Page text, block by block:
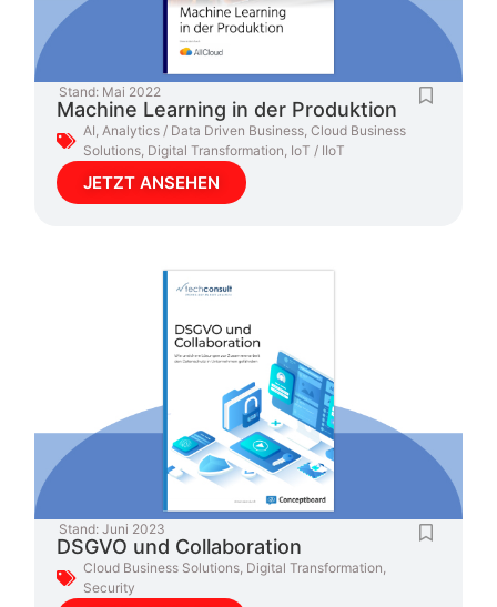
Stand: Mai 2022
Machine Learning in der Produktion
AI,Analytics / Data Driven Business,Cloud Business
Solutions, Digital Transformation, IoT / IIoT
JETZT ANSEHEN
Stand: Juni 2023
DSGVO und Collaboration
Cloud Business Solutions, Digital Transformation,
Security